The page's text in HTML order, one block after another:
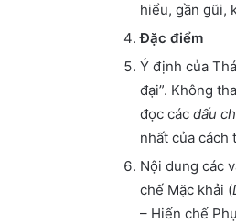
hiểu, gần gũi,
Đặc điểm
Ý định của
đại”. Không
đọc các dấu
nhất của cách
Nội dung các
chế Mặc khải (
– Hiến chế